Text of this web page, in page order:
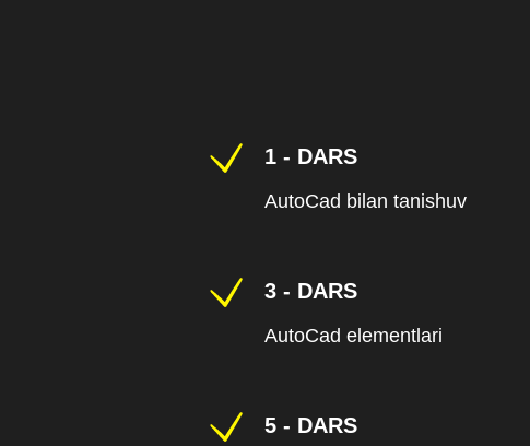
1 - DARS
AutoCad bilan tanishuv
3 - DARS
AutoCad elementlari
5 - DARS